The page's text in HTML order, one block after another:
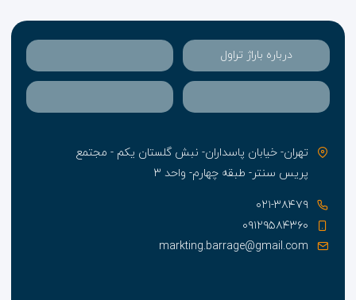
درباره باراژ تراول
تهران- خیابان پاسداران- نبش گلستان یکم - مجتمع
پریس سنتر- طبقه چهارم- واحد ۳
۰۲۱-۳۸۴۷۹
۰۹۱۲۹۵۸۴۳۶۰
markting.barrage@gmail.com